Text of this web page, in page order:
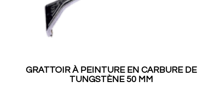
GRATTOIR À PEINTURE EN CARBURE DE
TUNGSTÈNE 50 MM